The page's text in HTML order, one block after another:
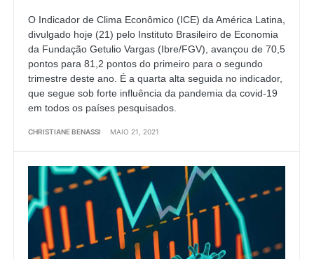
O Indicador de Clima Econômico (ICE) da América Latina,
divulgado hoje (21) pelo Instituto Brasileiro de Economia
da Fundação Getulio Vargas (Ibre/FGV), avançou de 70,5
pontos para 81,2 pontos do primeiro para o segundo
trimestre deste ano. É a quarta alta seguida no indicador,
que segue sob forte influência da pandemia da covid-19
em todos os países pesquisados.
CHRISTIANE BENASSI MAIO 21, 2021